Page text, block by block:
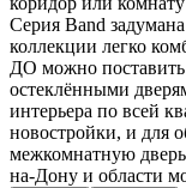
Серия Band
коллекции легко
ДО можно
остеклёнными
интерьера по всей
новостройки, и для
межкомнатную
на-Дону и области